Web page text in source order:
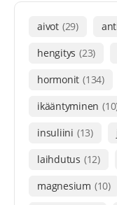
aivot (29)
hengitys (23)
hormonit (134)
ikääntyminen
insuliini (13)
laihdutus (12)
magnesium (10)